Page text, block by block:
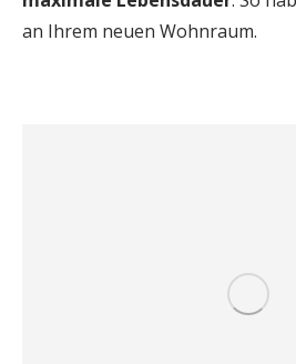
an Ihrem neuen Wohnraum.